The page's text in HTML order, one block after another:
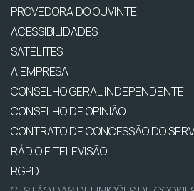
PROVEDORA DO OUVINTE
ACESSIBILIDADES
SATÉLITES
A EMPRESA
CONSELHO GERAL INDEPENDENTE
CONSELHO DE OPINIÃO
CONTRATO DE CONCESSÃO DO
RÁDIO E TELEVISÃO
RGPD